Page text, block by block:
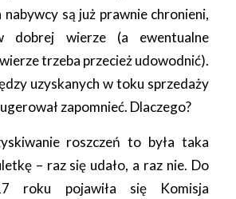
są już prawnie chronieni,
dobrej wierze (a ewentualne
wierze trzeba przecież udowodnić).
uzyskanych w toku sprzedaży
zapomnieć. Dlaczego?
roszczeń to była taka
– raz się udało, a raz nie. Do
roku pojawiła się Komisja